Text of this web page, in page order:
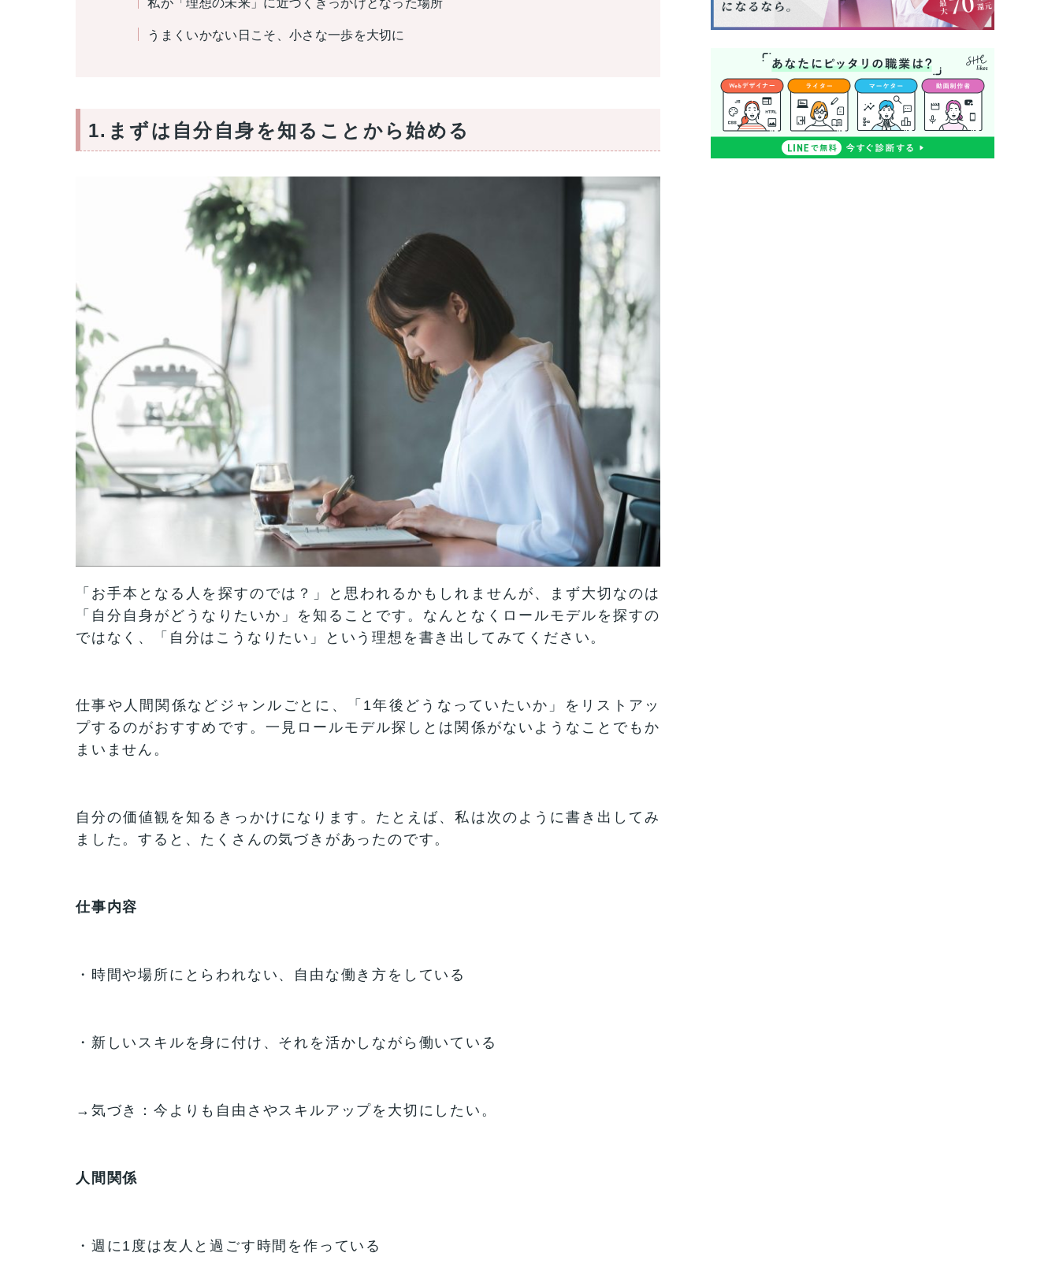
うまくいかない日こそ、小さな一歩を大切に
1.まずは自分自身を知ることから始める
「お手本となる人を探すのでは？」と思われるかもしれませんが、まず大切なのは
「自分自身がどうなりたいか」を知ることです。なんとなくロールモデルを探すの
ではなく、「自分はこうなりたい」という理想を書き出してみてください。
仕事や人間関係などジャンルごとに、「1年後どうなっていたいか」をリストアッ
プするのがおすすめです。一見ロールモデル探しとは関係がないようなことでもか
まいません。
自分の価値観を知るきっかけになります。たとえば、私は次のように書き出してみ
ました。すると、たくさんの気づきがあったのです。
仕事内容
・時間や場所にとらわれない、自由な働き方をしている
・新しいスキルを身に付け、それを活かしながら働いている
→気づき：今よりも自由さやスキルアップを大切にしたい。
人間関係
・週に1度は友人と過ごす時間を作っている